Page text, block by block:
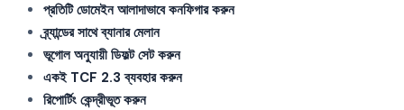
প্রতিটি ডোমেইন আলাদাভাবে কনফিগার করুন
ব্র্যান্ডের সাথে ব্যানার মেলান
ভূগোল অনুযায়ী ডিফল্ট সেট করুন
একই TCF 2.3 ব্যবহার করুন
রিপোর্টিং কেন্দ্রীভূত করুন